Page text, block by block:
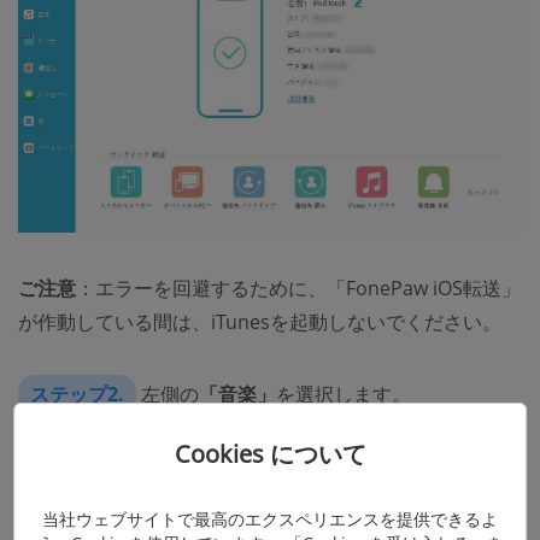
ご注意 ：エラーを回避するために、「FonePaw iOS転送」
が作動している間は、iTunesを起動しないでください。
ステップ2. 左側の 「音楽」 を選択します。
削除したい曲を選択し、ゴミ箱マークの
れます。
Cookies について
当社ウェブサイトで最高のエクスペリエンスを提供できるよ